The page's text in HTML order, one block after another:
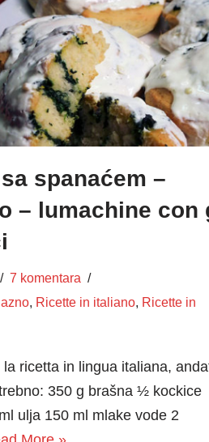
spanaćem –
– lumachine con
7 komentara
, Ricette in italiano, Ricette in
la ricetta in lingua italiana,
350 g brašna ½ kockice
ulja 150 ml mlake vode 2